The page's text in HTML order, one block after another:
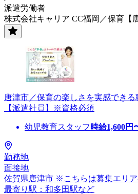
派遣労働者
株式会社キャリア CC福岡／保育【
唐津市／保育の楽しさを実感できる
【派遣社員】※資格必須
幼児教育スタッフ 時給1,600円
勤務地
面接地
佐賀県唐津市 ※こちらは募集エリア
最寄り駅：和多田駅など